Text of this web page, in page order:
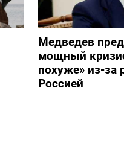
Медведев
мощный
похуже» из-за
Россией